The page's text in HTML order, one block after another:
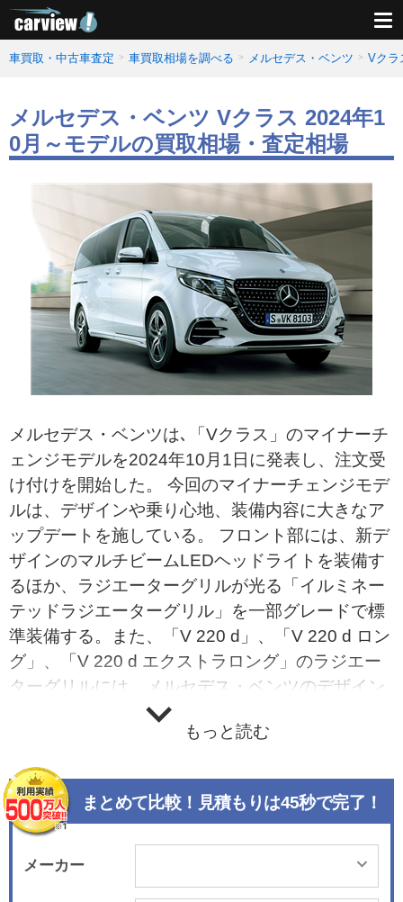
車買取・中古車査定 車買取相場を調べる メルセデス・ベンツ Vクラ
メルセデス・ベンツ Vクラス 2024年1
0月～モデルの買取相場・査定相場
メルセデス・ベンツは､「Vクラス」のマイナーチ
ェンジモデルを2024年10月1日に発表し、注文受
け付けを開始した。 今回のマイナーチェンジモデ
ルは、デザインや乗り心地、装備内容に大きなア
ップデートを施している。 フロント部には、新デ
ザインのマルチビームLEDヘッドライトを装備す
るほか、ラジエーターグリルが光る「イルミネー
テッドラジエーターグリル」を一部グレードで標
準装備する。また、「V 220 d」、「V 220 d ロン
グ」、「V 220 d エクストラロング」のラジエー
ターグリルには、メルセデス・ベンツのデザイン
に共通するスターパターングリルに2本のルーバ
ーを加えたデザインを採用。「V 220 d エクスク
エクスクルーシブ エクストラロング ブラックスイ
ート」には、スリーポインテッドスターのボンネ
ットマスコットと、5本のクロームルーバーを備
えたデザインを新採用している。リアまわりは、
クロームのトリムストリップの上に、「Mercedes
もっと読む
まとめて比較！見積もりは45秒で完了！
メーカー